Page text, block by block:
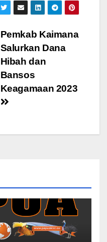
Pemkab Kaimana
Salurkan Dana
Hibah dan
Bansos
Keagamaan 2023